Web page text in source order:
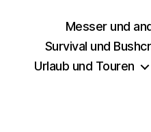
Messer und
Survival und
Urlaub und Touren